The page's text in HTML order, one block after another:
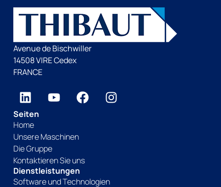
Avenue de Bischwiller
14508 VIRE Cedex
FRANCE
Seiten
Home
Unsere Maschinen
Die Gruppe
Kontaktieren Sie uns
Dienstleistungen
Software und Technologien